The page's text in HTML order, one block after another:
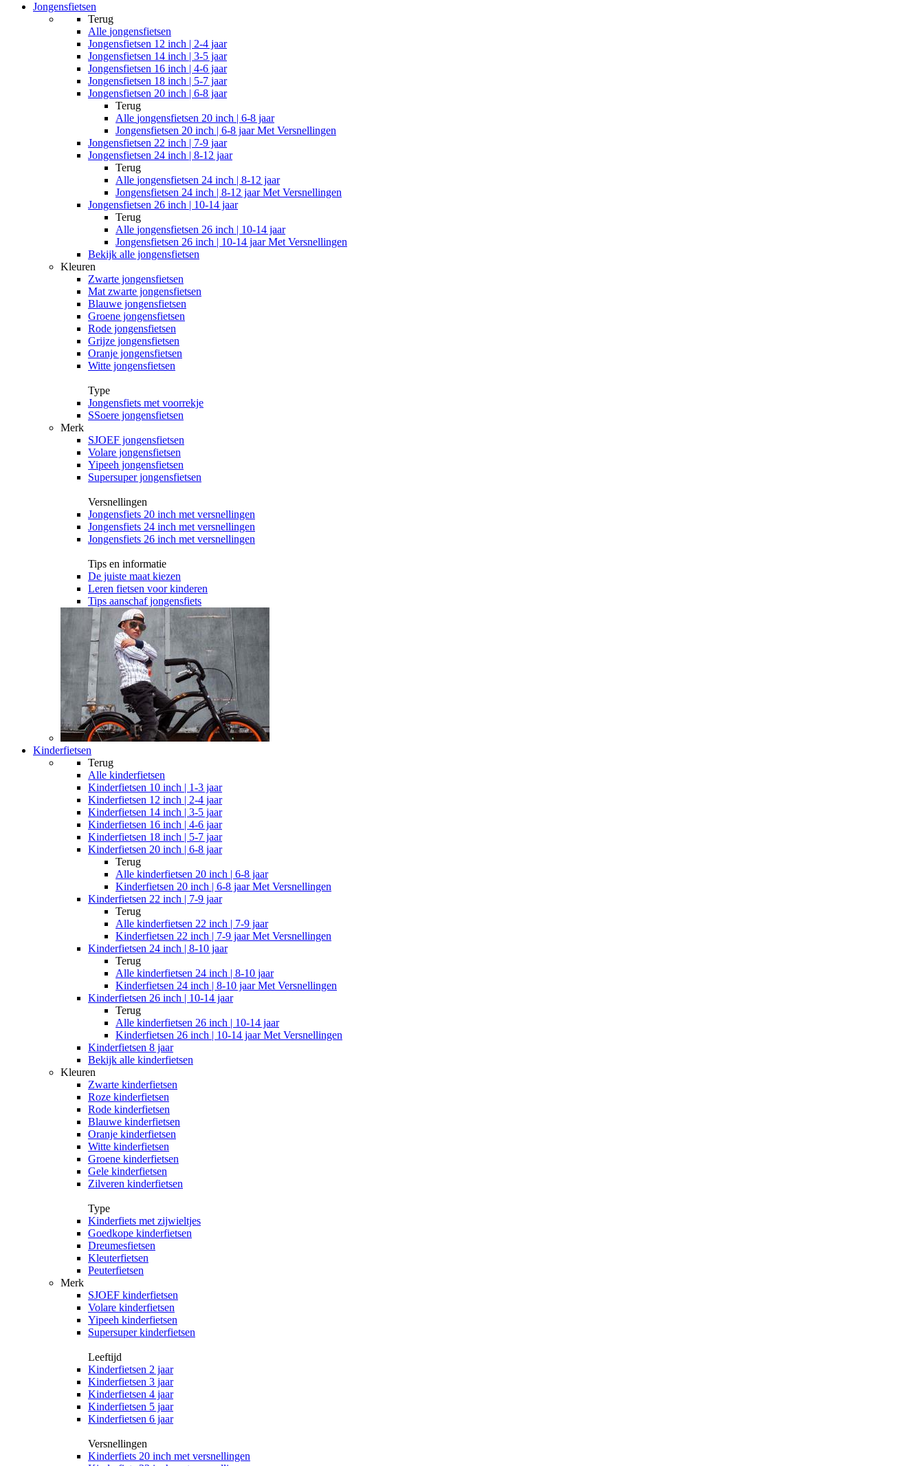
Jongensfietsen
Terug
Alle jongensfietsen
Jongensfietsen 12 inch | 2-4 jaar
Jongensfietsen 14 inch | 3-5 jaar
Jongensfietsen 16 inch | 4-6 jaar
Jongensfietsen 18 inch | 5-7 jaar
Jongensfietsen 20 inch | 6-8 jaar
Terug
Alle jongensfietsen 20 inch | 6-8 jaar
Jongensfietsen 20 inch | 6-8 jaar Met Versnellingen
Jongensfietsen 22 inch | 7-9 jaar
Jongensfietsen 24 inch | 8-12 jaar
Terug
Alle jongensfietsen 24 inch | 8-12 jaar
Jongensfietsen 24 inch | 8-12 jaar Met Versnellingen
Jongensfietsen 26 inch | 10-14 jaar
Terug
Alle jongensfietsen 26 inch | 10-14 jaar
Jongensfietsen 26 inch | 10-14 jaar Met Versnellingen
Bekijk alle jongensfietsen
Kleuren
Zwarte jongensfietsen
Mat zwarte jongensfietsen
Blauwe jongensfietsen
Groene jongensfietsen
Rode jongensfietsen
Grijze jongensfietsen
Oranje jongensfietsen
Witte jongensfietsen
Type
Jongensfiets met voorrekje
SSoere jongensfietsen
Merk
SJOEF jongensfietsen
Volare jongensfietsen
Yipeeh jongensfietsen
Supersuper jongensfietsen
Versnellingen
Jongensfiets 20 inch met versnellingen
Jongensfiets 24 inch met versnellingen
Jongensfiets 26 inch met versnellingen
Tips en informatie
De juiste maat kiezen
Leren fietsen voor kinderen
Tips aanschaf jongensfiets
Kinderfietsen
Terug
Alle kinderfietsen
Kinderfietsen 10 inch | 1-3 jaar
Kinderfietsen 12 inch | 2-4 jaar
Kinderfietsen 14 inch | 3-5 jaar
Kinderfietsen 16 inch | 4-6 jaar
Kinderfietsen 18 inch | 5-7 jaar
Kinderfietsen 20 inch | 6-8 jaar
Terug
Alle kinderfietsen 20 inch | 6-8 jaar
Kinderfietsen 20 inch | 6-8 jaar Met Versnellingen
Kinderfietsen 22 inch | 7-9 jaar
Terug
Alle kinderfietsen 22 inch | 7-9 jaar
Kinderfietsen 22 inch | 7-9 jaar Met Versnellingen
Kinderfietsen 24 inch | 8-10 jaar
Terug
Alle kinderfietsen 24 inch | 8-10 jaar
Kinderfietsen 24 inch | 8-10 jaar Met Versnellingen
Kinderfietsen 26 inch | 10-14 jaar
Terug
Alle kinderfietsen 26 inch | 10-14 jaar
Kinderfietsen 26 inch | 10-14 jaar Met Versnellingen
Kinderfietsen 8 jaar
Bekijk alle kinderfietsen
Kleuren
Zwarte kinderfietsen
Roze kinderfietsen
Rode kinderfietsen
Blauwe kinderfietsen
Oranje kinderfietsen
Witte kinderfietsen
Groene kinderfietsen
Gele kinderfietsen
Zilveren kinderfietsen
Type
Kinderfiets met zijwieltjes
Goedkope kinderfietsen
Dreumesfietsen
Kleuterfietsen
Peuterfietsen
Merk
SJOEF kinderfietsen
Volare kinderfietsen
Yipeeh kinderfietsen
Supersuper kinderfietsen
Leeftijd
Kinderfietsen 2 jaar
Kinderfietsen 3 jaar
Kinderfietsen 4 jaar
Kinderfietsen 5 jaar
Kinderfietsen 6 jaar
Versnellingen
Kinderfiets 20 inch met versnellingen